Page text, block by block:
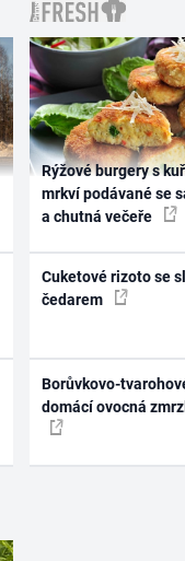
Rýžové burgery s
mrkví podávané se
a chutná večeře
Cuketové rizoto se
čedarem
Borůvkovo-
domácí ovocná